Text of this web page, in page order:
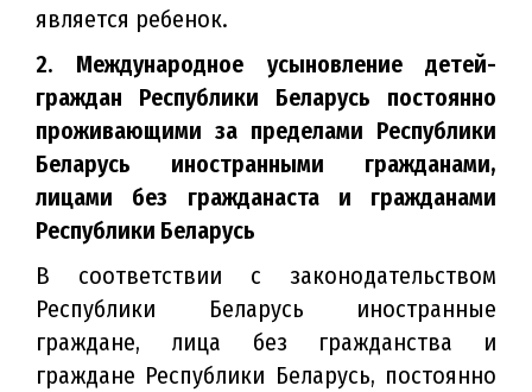
является ребенок.
2. Международное усыновление детей-
граждан Республики Беларусь постоянно
проживающими за пределами Республики
Беларусь иностранными гражданами,
лицами без гражданаста и гражданами
Республики Беларусь
В соответствии с законодательством
Республики Беларусь иностранные
граждане, лица без гражданства и
граждане Республики Беларусь, постоянно